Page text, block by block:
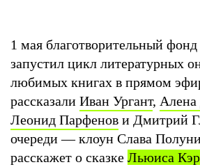
1 мая благотворительный
запустил цикл литературных
любимых книгах в прямом
рассказали Иван Ургант, Алена
Леонид Парфенов и Дмитрий
очереди — клоун Слава
расскажет о сказке Льюиса